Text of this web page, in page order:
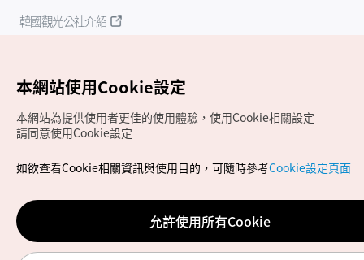
韓國觀光公社介紹
Copyrights (c) 韓國觀光公社版權所有
如有相關疑問或建議，歡迎來信至官方信箱
chinese_big5@knto.or.kr
本網站使用Cookie設定
本網站為提供使用者更佳的使用體驗，使用Cookie相關設定
請同意使用Cookie設定
如欲查看Cookie相關資訊與使用目的，可隨時參考Cookie設定頁面
允許使用所有Cookie